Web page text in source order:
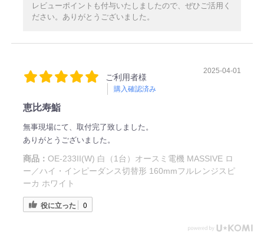
レビューポイントも付与いたしましたので、ぜひご活用く
ださい。ありがとうございました。
ご利用者様
購入確認済み
2025-04-01
恵比寿鮨
無事現場にて、取付完了致しました。
ありがとうございました。
商品： OE-233II(W) 白（1台）オースミ電機 MASSIVE ロ
ー／ハイ・インピーダンス切替形 160mmフルレンジスピ
ーカ ホワイト
役に立った 0